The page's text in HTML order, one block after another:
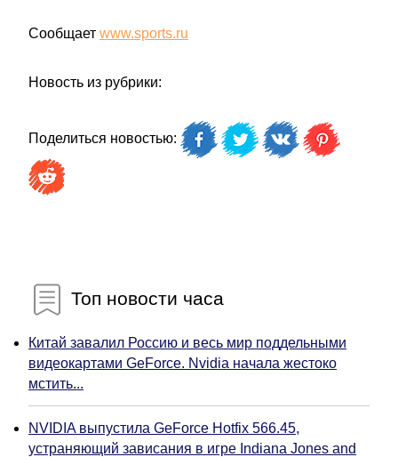
Сообщает www.sports.ru
Новость из рубрики:
Поделиться новостью:
Топ новости часа
Китай завалил Россию и весь мир поддельными
видеокартами GeForce. Nvidia начала жестоко
мстить...
NVIDIA выпустила GeForce Hotfix 566.45,
устраняющий зависания в игре Indiana Jones and